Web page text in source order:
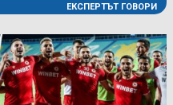
ЕКСПЕРТЪТ ГОВОРИ